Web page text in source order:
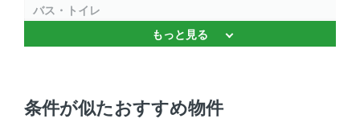
バス・トイレ
独立洗面台 、 温水洗浄便座 、 バストイレ別 、 浴室乾燥
もっと見る
条件が似たおすすめ物件